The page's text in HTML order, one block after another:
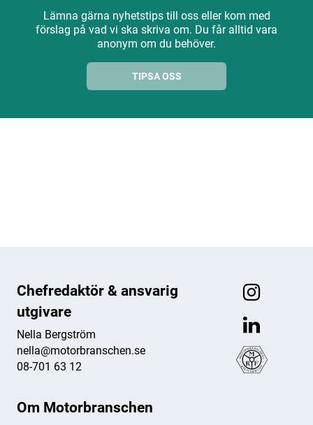
Lämna gärna nyhetstips till oss eller kom med
förslag på vad vi ska skriva om. Du får alltid vara
anonym om du behöver.
TIPSA OSS
Om Motorbranschen
Chefredaktör & ansvarig
utgivare
Nella Bergström
nella@motorbranschen.se
08-701 63 12